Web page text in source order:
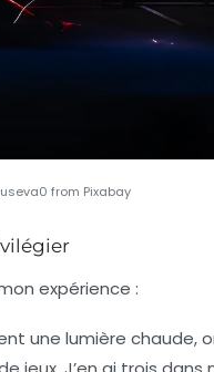
from Pixabay
expérience :
une lumière chaude,